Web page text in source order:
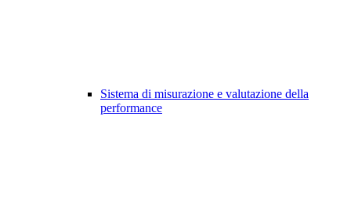
Sistema di misurazione e valutazione della
performance